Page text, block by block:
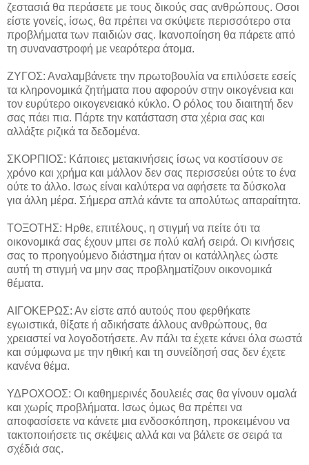
ζεστασιά θα περάσετε με τους δικούς σας ανθρώπους. Οσοι
είστε γονείς, ίσως, θα πρέπει να σκύψετε περισσότερο στα
προβλήματα των παιδιών σας. Ικανοποίηση θα πάρετε από
τη συναναστροφή με νεαρότερα άτομα.
ΖΥΓΟΣ: Αναλαμβάνετε την πρωτοβουλία να επιλύσετε εσείς
τα κληρονομικά ζητήματα που αφορούν στην οικογένεια και
τον ευρύτερο οικογενειακό κύκλο. Ο ρόλος του διαιτητή δεν
σας πάει πια. Πάρτε την κατάσταση στα χέρια σας και
αλλάξτε ριζικά τα δεδομένα.
ΣΚΟΡΠΙΟΣ: Κάποιες μετακινήσεις ίσως να κοστίσουν σε
χρόνο και χρήμα και μάλλον δεν σας περισσεύει ούτε το ένα
ούτε το άλλο. Ισως είναι καλύτερα να αφήσετε τα δύσκολα
για άλλη μέρα. Σήμερα απλά κάντε τα απολύτως απαραίτητα.
ΤΟΞΟΤΗΣ: Ηρθε, επιτέλους, η στιγμή να πείτε ότι τα
οικονομικά σας έχουν μπει σε πολύ καλή σειρά. Οι κινήσεις
σας το προηγούμενο διάστημα ήταν οι κατάλληλες ώστε
αυτή τη στιγμή να μην σας προβληματίζουν οικονομικά
θέματα.
ΑΙΓΟΚΕΡΩΣ: Αν είστε από αυτούς που φερθήκατε
εγωιστικά, θίξατε ή αδικήσατε άλλους ανθρώπους, θα
χρειαστεί να λογοδοτήσετε. Αν πάλι τα έχετε κάνει όλα σωστά
και σύμφωνα με την ηθική και τη συνείδησή σας δεν έχετε
κανένα θέμα.
ΥΔΡΟΧΟΟΣ: Οι καθημερινές δουλειές σας θα γίνουν ομαλά
και χωρίς προβλήματα. Ισως όμως θα πρέπει να
αποφασίσετε να κάνετε μια ενδοσκόπηση, προκειμένου να
τακτοποιήσετε τις σκέψεις αλλά και να βάλετε σε σειρά τα
σχέδιά σας.